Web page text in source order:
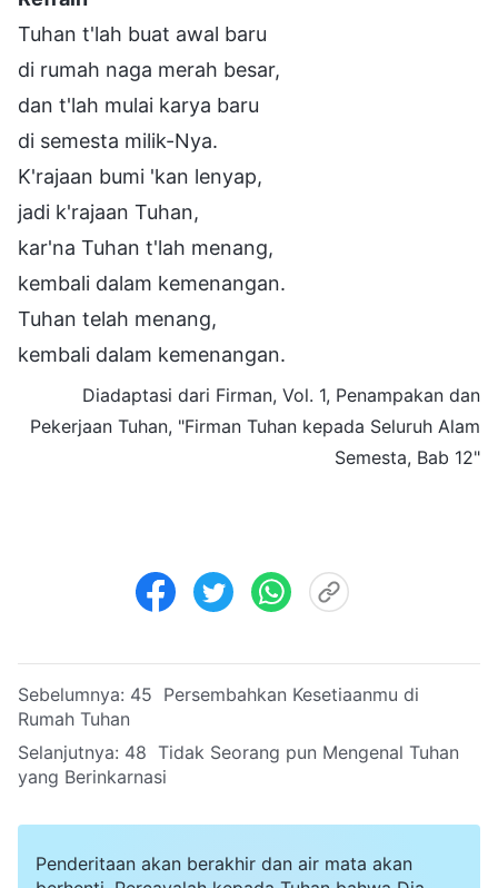
Tuhan t'lah buat awal baru
di rumah naga merah besar,
dan t'lah mulai karya baru
di semesta milik-Nya.
K'rajaan bumi 'kan lenyap,
jadi k'rajaan Tuhan,
kar'na Tuhan t'lah menang,
kembali dalam kemenangan.
Tuhan telah menang,
kembali dalam kemenangan.
Diadaptasi dari Firman, Vol. 1, Penampakan dan
Pekerjaan Tuhan, "Firman Tuhan kepada Seluruh Alam
Semesta, Bab 12"
Sebelumnya: 45 Persembahkan Kesetiaanmu di
Rumah Tuhan
Selanjutnya: 48 Tidak Seorang pun Mengenal Tuhan
yang Berinkarnasi
Penderitaan akan berakhir dan air mata akan